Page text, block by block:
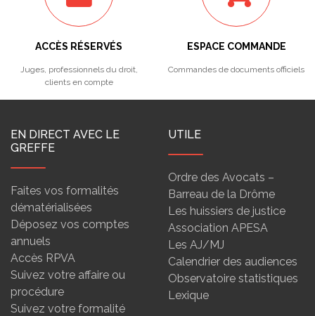
ACCÈS RÉSERVÉS
Juges, professionnels du droit,
clients en compte
ESPACE COMMANDE
Commandes de documents officiels
EN DIRECT AVEC LE
GREFFE
Faites vos formalités
dématérialisées
Déposez vos comptes
annuels
Accès RPVA
Suivez votre affaire ou
procédure
Suivez votre formalité
UTILE
Ordre des Avocats –
Barreau de la Drôme
Les huissiers de justice
Association APESA
Les AJ/MJ
Calendrier des audiences
Observatoire statistiques
Lexique